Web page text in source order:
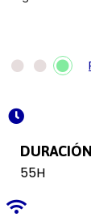
55H